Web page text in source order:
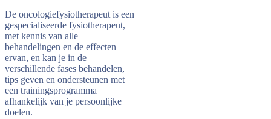
De oncologiefysiotherapeut is een
gespecialiseerde fysiotherapeut,
met kennis van alle
behandelingen en de effecten
ervan, en kan je in de
verschillende fases behandelen,
tips geven en ondersteunen met
een trainingsprogramma
afhankelijk van je persoonlijke
doelen.